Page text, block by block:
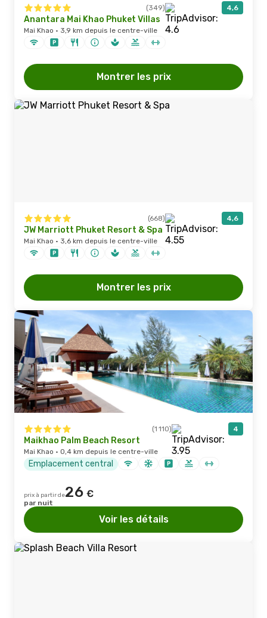
(349) 4,6
Anantara Mai Khao Phuket Villas
Mai Khao · 3,9 km depuis le centre-ville
Montrer les prix
(668) 4,6
JW Marriott Phuket Resort & Spa
Mai Khao · 3,6 km depuis le centre-ville
Montrer les prix
(1 110) 4
Maikhao Palm Beach Resort
Mai Khao · 0,4 km depuis le centre-ville
Emplacement central
prix à partir de26 €
par nuit
Voir les détails